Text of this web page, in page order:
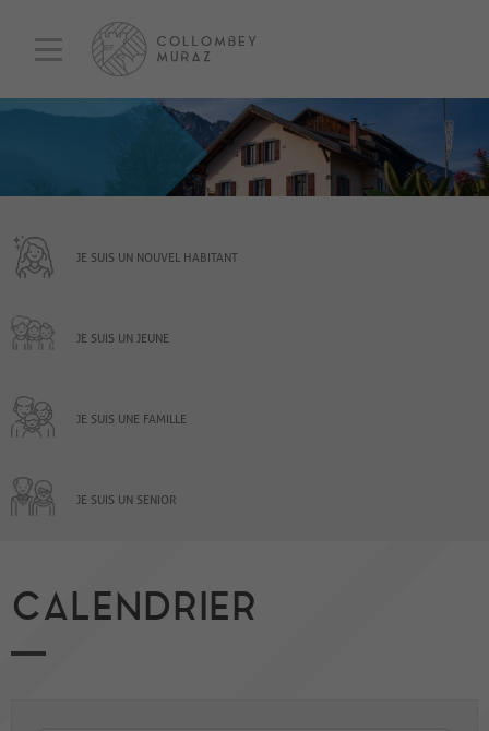
JE SUIS UN NOUVEL HABITANT
JE SUIS UN JEUNE
JE SUIS UNE FAMILLE
JE SUIS UN SENIOR
CALENDRIER